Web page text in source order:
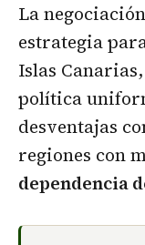
La
estrategia
Islas
política
desventajas
regiones con
dependencia